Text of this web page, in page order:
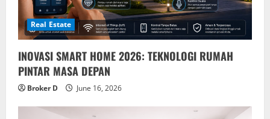
o
n
Real Estate
INOVASI SMART HOME 2026: TEKNOLOGI RUMAH
PINTAR MASA DEPAN
Broker D June 16, 2026